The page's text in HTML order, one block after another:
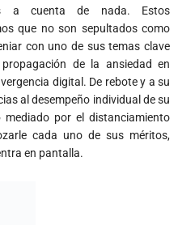
a cuenta de nada. Estos
que no son sepultados como
con uno de sus temas clave
de la ansiedad en
digital. De rebote y a su
al desempeño individual de su
por el distanciamiento
cada uno de sus méritos,
en pantalla.